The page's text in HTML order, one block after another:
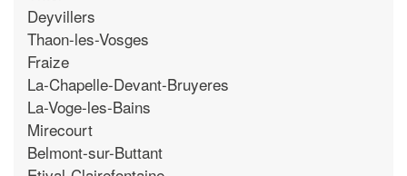
Deyvillers
Thaon-les-Vosges
Fraize
La-Chapelle-Devant-Bruyeres
La-Voge-les-Bains
Mirecourt
Belmont-sur-Buttant